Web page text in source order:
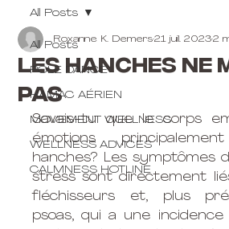
All Posts
POLE DANCE
HAMAC AÉRIEN
MOVEMENT WELLNESS
WELLNESS ADVICES
CALMNESS HOTLINE
All Posts
Les hanches ne
pas
Roxanne K. Demers21 juil. 20232
Savais-tu que le corps
émotions
hanches? Les symptômes
stress sont directement
fléchisseurs et, plus
psoas, qui a une